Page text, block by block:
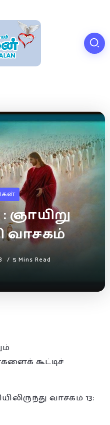
ஞாயிறு
வாசகம்
5 Mins Read
கூட்டிச்
வாசகம் 13: